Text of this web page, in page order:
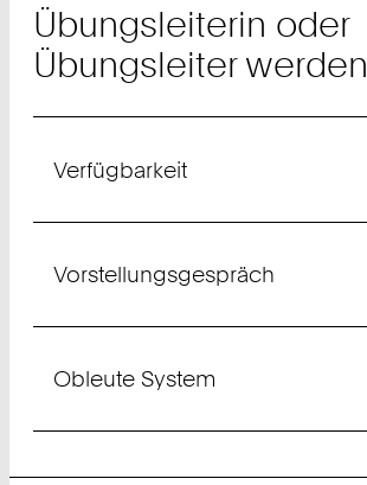
Übungsleiterin oder
Übungsleiter werden
Verfügbarkeit
Vorstellungsgespräch
Obleute System